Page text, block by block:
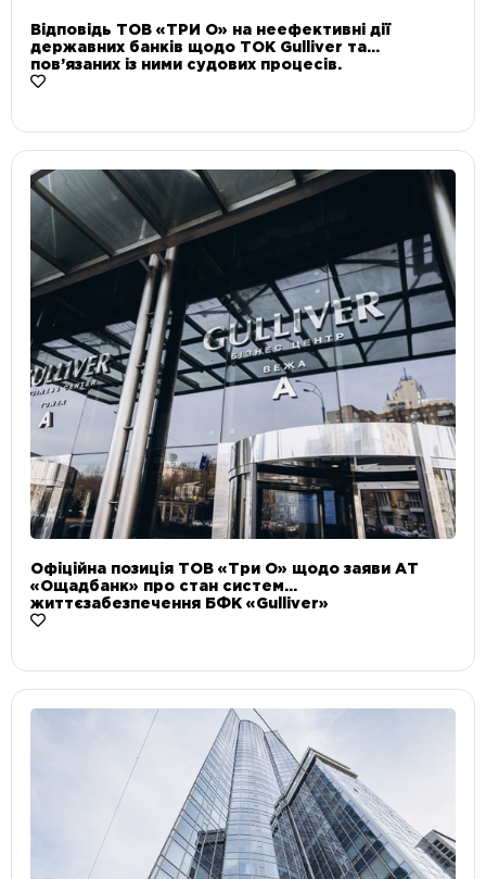
Відповідь ТОВ «ТРИ О» на неефективні дії
державних банків щодо ТОК Gulliver та
пов’язаних із ними судових процесів.
Офіційна позиція ТОВ «Три О» щодо заяви АТ
«Ощадбанк» про стан систем
життєзабезпечення БФК «Gulliver»